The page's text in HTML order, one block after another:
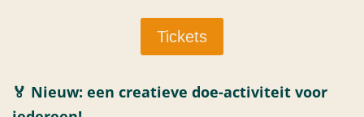
Tickets
🏅 Nieuw: een creatieve doe-activiteit voor